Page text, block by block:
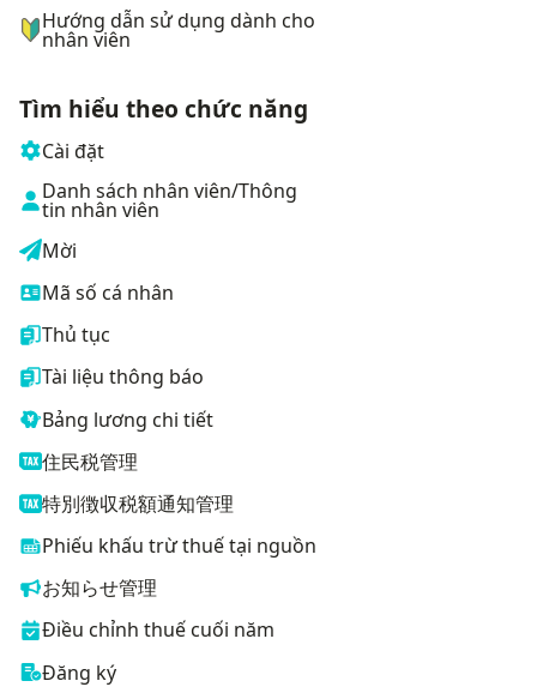
Hướng dẫn sử dụng dành cho
nhân viên
Tìm hiểu theo chức năng
Cài đặt
Danh sách nhân viên/Thông
tin nhân viên
Mời
Mã số cá nhân
Thủ tục
Tài liệu thông báo
Bảng lương chi tiết
住民税管理
特別徴収税額通知管理
Phiếu khấu trừ thuế tại nguồn
お知らせ管理
Điều chỉnh thuế cuối năm
Đăng ký